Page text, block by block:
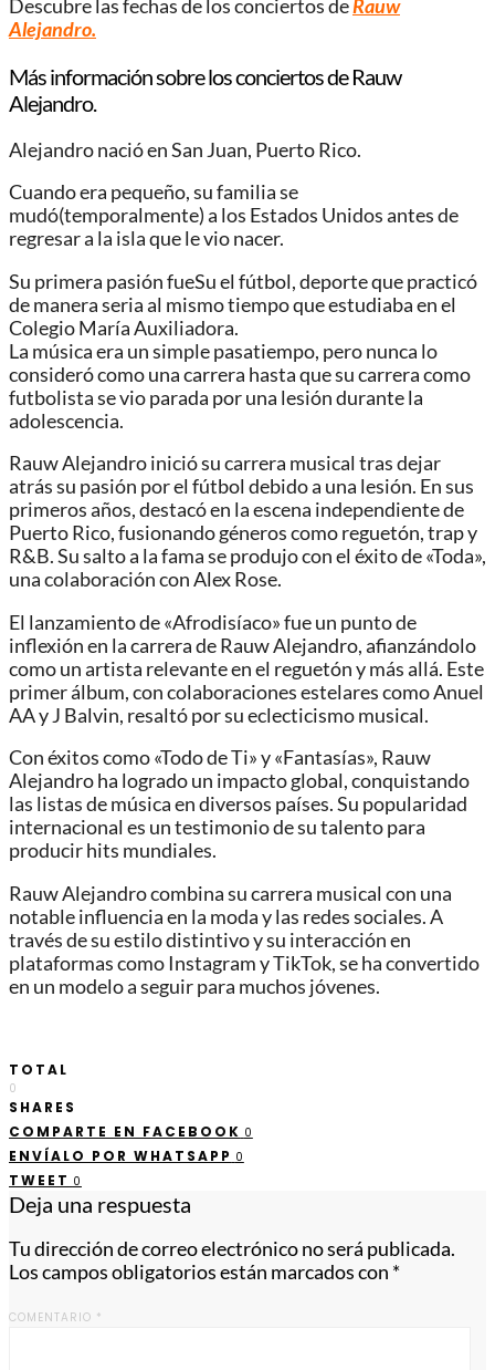
Descubre las fechas de los conciertos deRauw
Alejandro.
Más información sobre los conciertos de Rauw
Alejandro.
Alejandro nació en San Juan, Puerto Rico.
Cuando era pequeño, su familia se
mudó(temporalmente) a los Estados Unidos antes de
regresar a la isla que le vio nacer.
Su primera pasión fueSu el fútbol, ​​deporte que practicó
de manera seria al mismo tiempo que estudiaba en el
Colegio María Auxiliadora.
La música era un simple pasatiempo, pero nunca lo
consideró como una carrera hasta que su carrera como
futbolista se vio parada por una lesión durante la
adolescencia.
Rauw Alejandro inició su carrera musical tras dejar
atrás su pasión por el fútbol debido a una lesión. En sus
primeros años, destacó en la escena independiente de
Puerto Rico, fusionando géneros como reguetón, trap y
R&B. Su salto a la fama se produjo con el éxito de «Toda»,
una colaboración con Alex Rose.
El lanzamiento de «Afrodisíaco» fue un punto de
inflexión en la carrera de Rauw Alejandro, afianzándolo
como un artista relevante en el reguetón y más allá. Este
primer álbum, con colaboraciones estelares como Anuel
AA y J Balvin, resaltó por su eclecticismo musical.
Con éxitos como «Todo de Ti» y «Fantasías», Rauw
Alejandro ha logrado un impacto global, conquistando
las listas de música en diversos países. Su popularidad
internacional es un testimonio de su talento para
producir hits mundiales.
Rauw Alejandro combina su carrera musical con una
notable influencia en la moda y las redes sociales. A
través de su estilo distintivo y su interacción en
plataformas como Instagram y TikTok, se ha convertido
en un modelo a seguir para muchos jóvenes.
TOTAL
0
SHARES
COMPARTE EN FACEBOOK 0
ENVÍALO POR WHATSAPP 0
TWEET 0
Deja una respuesta
Tu dirección de correo electrónico no será publicada.
Los campos obligatorios están marcados con *
COMENTARIO *